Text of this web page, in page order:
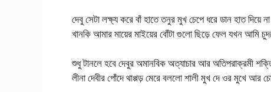
দেবু সেটা লক্ষ্য করে বাঁ হাতে তনুর মুখ চেপে ধরে ডান হাত
খানকি আমার মায়ের মাইয়ের বোঁটা গুলো ছিড়ে ফেল যখন আমি
শুধু টানলে হবে দেবুর অমানবিক অত্যাচার আর অতিপরাক্রমী
লীনা দেবীর পোঁদে থাপ্পড় মেরে বললো শালী মুখ দে ওর মুখে